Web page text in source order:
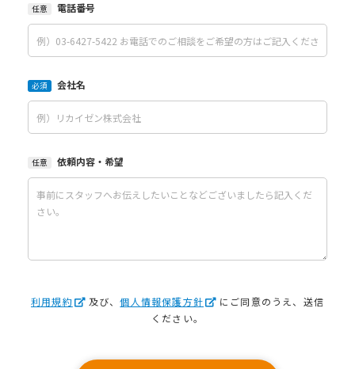
任意 電話番号
必須 会社名
任意 依頼内容・希望
利用規約 及び、個人情報保護方針
にご同意のうえ、送信
ください。